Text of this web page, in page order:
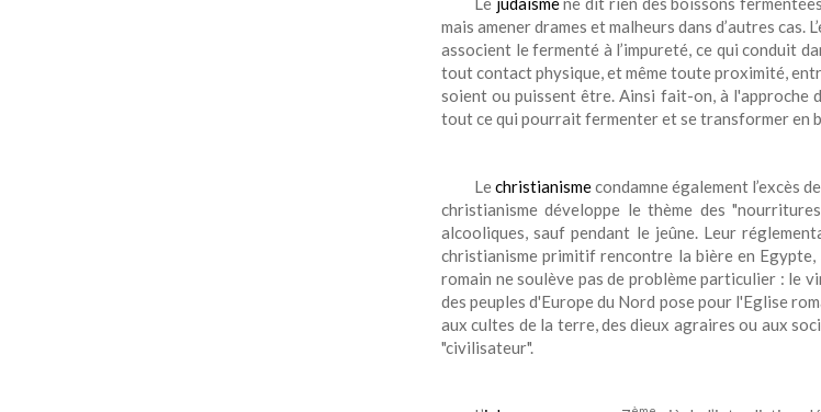
mais amener drames et malheurs dans d’autres
associent le fermenté à l’impureté, ce qui conduit
tout contact physique, et même toute proximité,
soient ou puissent être. Ainsi fait-on, à l'approche
tout ce qui pourrait fermenter et se transformer en
Lechristianismecondamne également l’excès
christianisme développe le thème des
alcooliques, sauf pendant le jeûne. Leur
christianisme primitif rencontre la bière en
romain ne soulève pas de problème particulier : le
des peuples d'Europe du Nord pose pour l'Eglise
aux cultes de la terre, des dieux agraires ou aux
"civilisateur".